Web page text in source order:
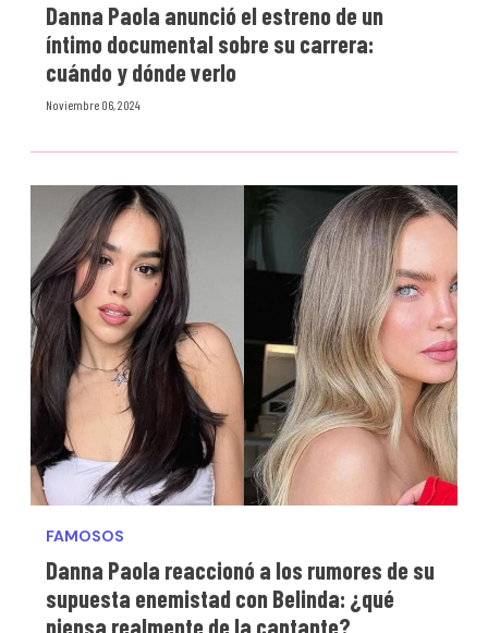
Danna Paola anunció el estreno de un
íntimo documental sobre su carrera:
cuándo y dónde verlo
Noviembre 06, 2024
FAMOSOS
Danna Paola reaccionó a los rumores de su
supuesta enemistad con Belinda: ¿qué
piensa realmente de la cantante?